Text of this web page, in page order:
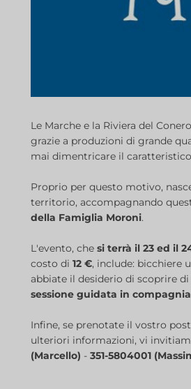
Le Marche e la Riviera del
grazie a produzioni di grande
mai dimentricare il
Proprio per questo motivo,
territorio, accompagnando
della Famiglia Moroni.
L'evento, che si terrà il 23 ed il
costo di 12 €, include: bicchiere
abbiate il desiderio di scoprire
sessione guidata in
Infine, se prenotate il vostro
ulteriori informazioni, vi
(Marcello) - 351-5804001